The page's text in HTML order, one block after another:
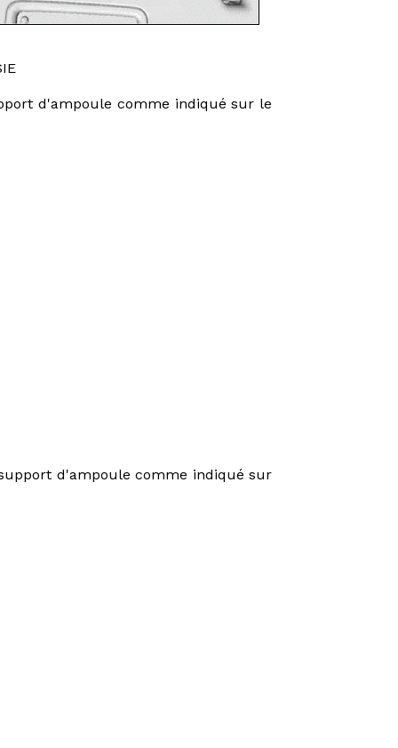
d'ampoule comme indiqué sur le
d'ampoule comme indiqué sur